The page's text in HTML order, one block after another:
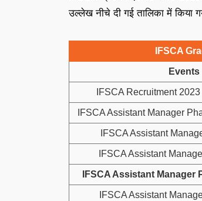
उल्लेख नीचे दी गई तालिका में किया
IFSCA
Events
IFSCA Recruitment
IFSCA Assistant Manager
IFSCA Assistant
IFSCA Assistant
IFSCA Assistant Manager
IFSCA Assistant